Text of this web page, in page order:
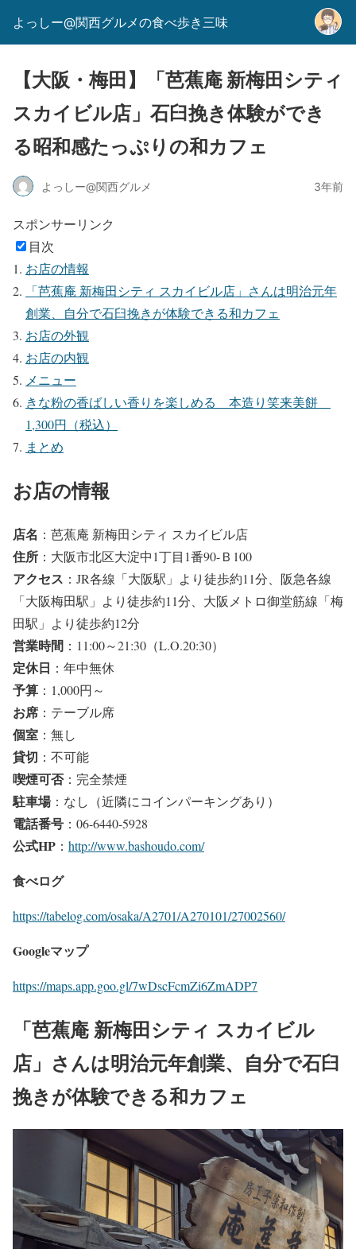
よっしー@関西グルメの食べ歩き三味
【大阪・梅田】「芭蕉庵 新梅田シティ
スカイビル店」石臼挽き体験ができ
る昭和感たっぷりの和カフェ
よっしー@関西グルメ 3年前
スポンサーリンク
目次
お店の情報
「芭蕉庵 新梅田シティ スカイビル店」さんは明治元年
創業、自分で石臼挽きが体験できる和カフェ
お店の外観
お店の内観
メニュー
きな粉の香ばしい香りを楽しめる 本造り笑来美餅
1,300円（税込）
まとめ
お店の情報
店名 ：芭蕉庵 新梅田シティ スカイビル店
住所 ：大阪市北区大淀中1丁目1番90-Ｂ100
アクセス ：JR各線「大阪駅」より徒歩約11分、阪急各線
「大阪梅田駅」より徒歩約11分、大阪メトロ御堂筋線「梅
田駅」より徒歩約12分
営業時間 ：11:00～21:30（L.O.20:30）
定休日 ：年中無休
予算 ：1,000円～
お席 ：テーブル席
個室 ：無し
貸切 ：不可能
喫煙可否：完全禁煙
駐車場：なし（近隣にコインパーキングあり）
電話番号 ：06-6440-5928
公式HP ： http://www.bashoudo.com/
食べログ
https://tabelog.com/osaka/A2701/A270101/27002560/
Googleマップ
https://maps.app.goo.gl/7wDscFcmZi6ZmADP7
「芭蕉庵 新梅田シティ スカイビル
店」さんは明治元年創業、自分で石臼
挽きが体験できる和カフェ